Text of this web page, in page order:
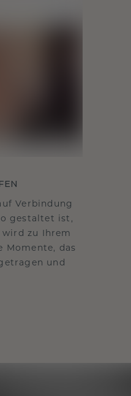
Verbindung
gestaltet ist,
wird zu Ihrem
Momente, das
und